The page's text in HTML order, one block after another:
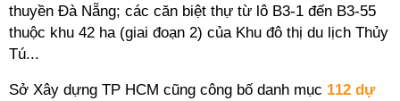
thuyền Đà Nẵng; các căn biệt thự từ lô B3-1 đến B3-55
thuộc khu 42 ha (giai đoạn 2) của Khu đô thị du lịch Thủy
Tú...
Sở Xây dựng TP HCM cũng công bố danh mục 112 dự